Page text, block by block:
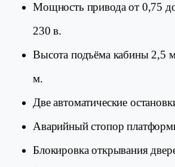
Мощность привода от 0,75
230 в.
Высота подъёма кабины 2,5
м.
Две автоматические
Аварийный стопор
Блокировка открывания